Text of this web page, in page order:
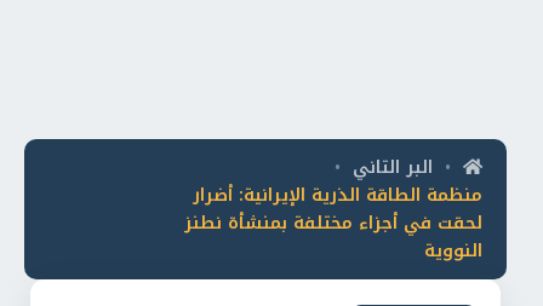
• البر التاني •
منظمة الطاقة الذرية الإيرانية: أضرار
لحقت في أجزاء مختلفة بمنشأة نطنز
النووية